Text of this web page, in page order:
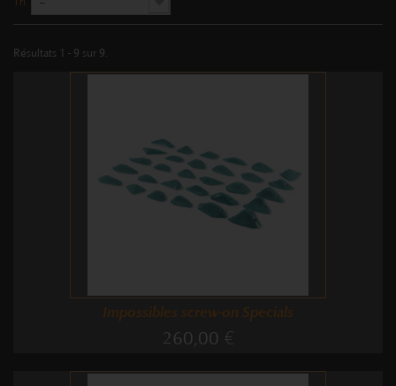
--
Résultats 1 - 9 sur 9.
Impossibles screw-on Specials
260,00 €